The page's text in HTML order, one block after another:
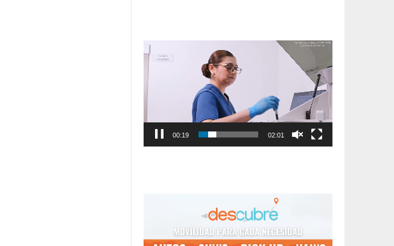
Reproductor
de
00:20 02:01